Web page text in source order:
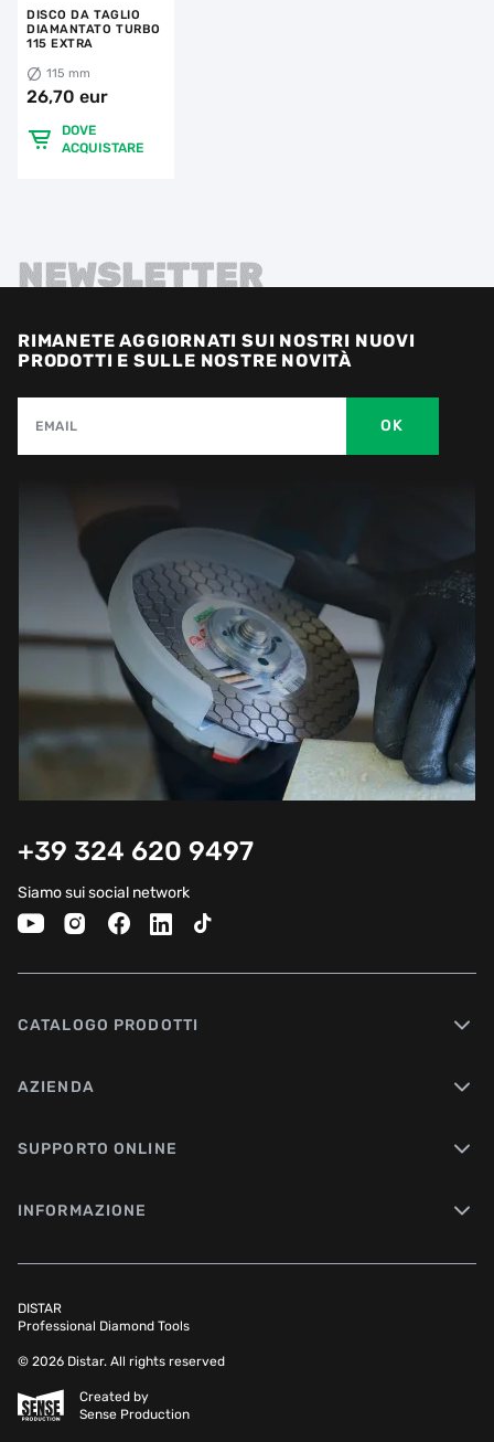
DISCO DA TAGLIO
DIAMANTATO TURBO
115 EXTRA
115 mm
26,70 eur
DOVE
ACQUISTARE
NEWSLETTER
RIMANETE AGGIORNATI SUI NOSTRI NUOVI
PRODOTTI E SULLE NOSTRE NOVITÀ
EMAIL OK
+39 324 620 9497
Siamo sui social network
CATALOGO PRODOTTI
AZIENDA
SUPPORTO ONLINE
INFORMAZIONE
DISTAR
Professional Diamond Tools
© 2026 Distar. All rights reserved
Created by
Sense Production